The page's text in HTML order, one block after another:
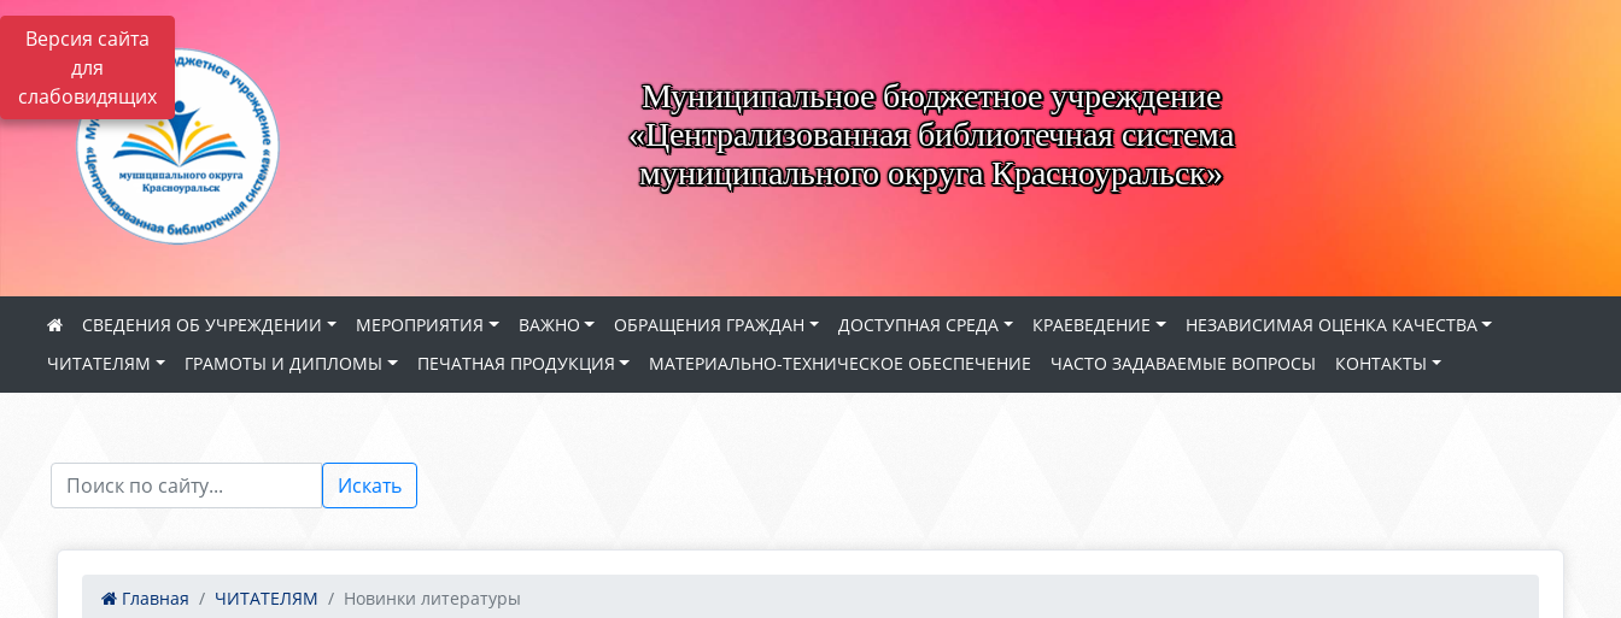
Версия сайта
для
слабовидящих
Муниципальное бюджетное учреждение
«Централизованная библиотечная система
муниципального округа Красноуральск»
СВЕДЕНИЯ ОБ УЧРЕЖДЕНИИ МЕРОПРИЯТИЯ ВАЖНО ОБРАЩЕНИЯ ГРАЖДАН ДОСТУПНАЯ СРЕДА КРАЕВЕДЕНИЕ
НЕЗАВИСИМАЯ ОЦЕНКА КАЧЕСТВА
ЧИТАТЕЛЯМ
ГРАМОТЫ И ДИПЛОМЫ ПЕЧАТНАЯ ПРОДУКЦИЯ МАТЕРИАЛЬНО-ТЕХНИЧЕСКОЕ ОБЕСПЕЧЕНИЕ ЧАСТО ЗАДАВАЕМЫЕ ВОПРОСЫ КОНТАКТЫ
Искать
Главная ЧИТАТЕЛЯМ Новинки литературы